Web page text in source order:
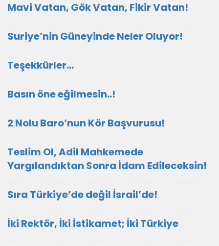
Mavi Vatan, Gök Vatan, Fikir Vatan!
Suriye’nin Güneyinde Neler Oluyor!
Teşekkürler…
Basın öne eğilmesin..!
2 Nolu Baro’nun Kör Başvurusu!
Teslim Ol, Adil Mahkemede
Yargılandıktan Sonra İdam Edileceksin!
Sıra Türkiye’de değil İsrail’de!
İki Rektör, İki İstikamet; İki Türkiye